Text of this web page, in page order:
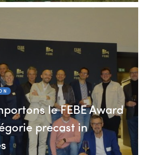
le FEBE Award
precast in